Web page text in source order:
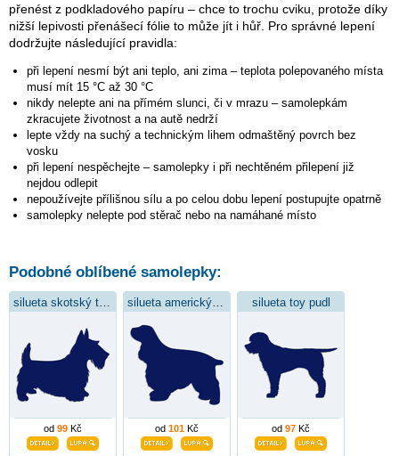
přenést z podkladového papíru – chce to trochu cviku, protože díky
nižší lepivosti přenášecí fólie to může jít i hůř. Pro správné lepení
dodržujte následující pravidla:
při lepení nesmí být ani teplo, ani zima – teplota polepovaného místa
musí mít 15 °C až 30 °C
nikdy nelepte ani na přímém slunci, či v mrazu – samolepkám
zkracujete životnost a na autě nedrží
lepte vždy na suchý a technickým lihem odmaštěný povrch bez
vosku
při lepení nespěchejte – samolepky i při nechtěném přilepení již
nejdou odlepit
nepoužívejte přílišnou sílu a po celou dobu lepení postupujte opatrně
samolepky nelepte pod stěrač nebo na namáhané místo
Podobné oblíbené samolepky:
od 99 Kč od 101 Kč
silueta toy pudl
od 97 Kč